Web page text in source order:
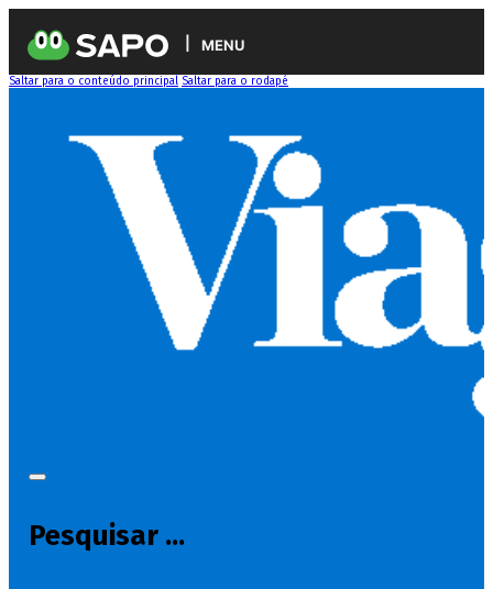
MENU
Saltar para o conteúdo principal Saltar para o rodapé
Pesquisar ...